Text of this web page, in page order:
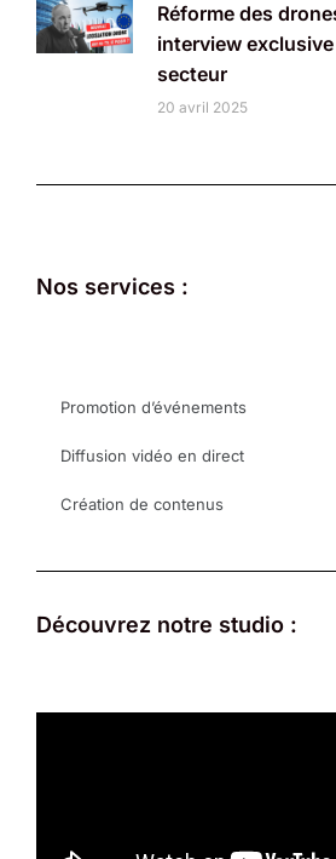
Réforme des
interview
secteur
20 avril 2025
Nos services :
Promotion d’événements
Diffusion vidéo en direct
Création de contenus
Découvrez notre studio :